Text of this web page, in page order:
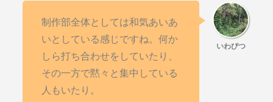
制作部全体としては和気あいあ
いとしている感じですね。何か
しら打ち合わせをしていたり、
その一方で黙々と集中している
人もいたり。